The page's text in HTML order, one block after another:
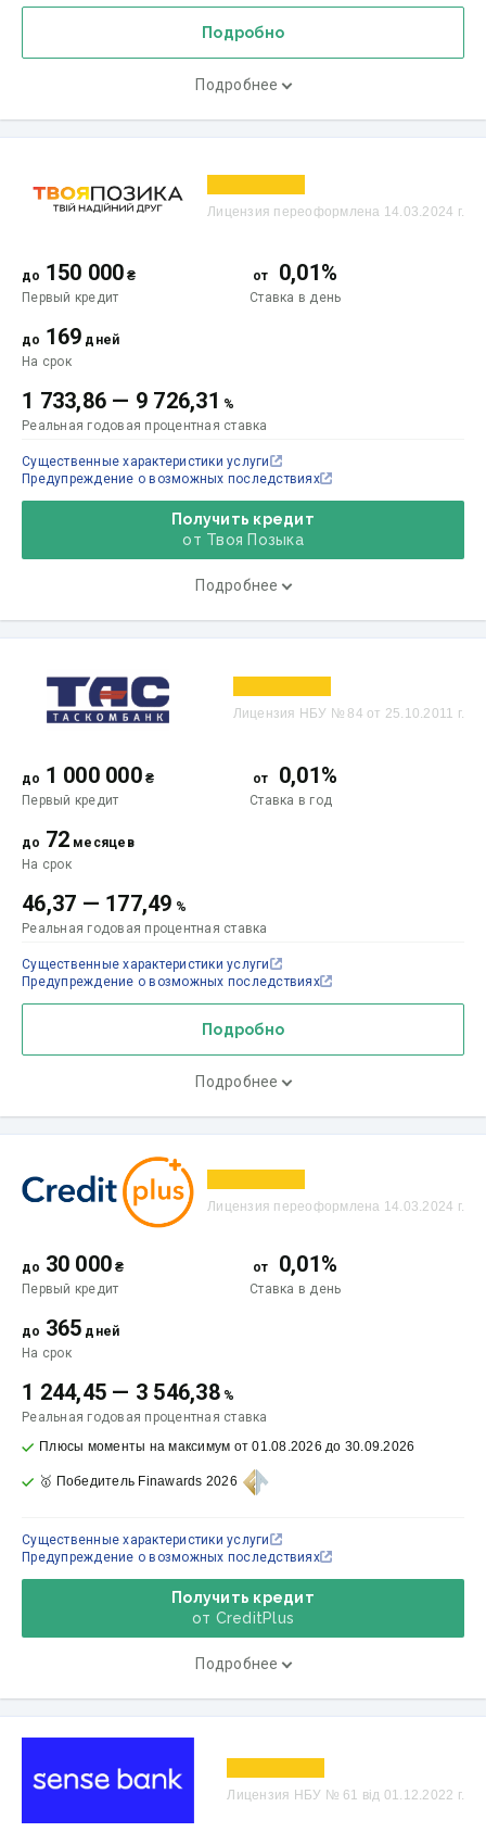
Подробно
Подробнее
Лицензия переоформлена 14.03.2024 г.
до 150 000 ₴
Первый кредит
от 0,01%
Ставка в день
до 169 дней
На срок
1 733,86 — 9 726,31 %
Реальная годовая процентная ставка
Получить кредит
от Твоя Позыка
Подробнее
Существенные характеристики услуги
Предупреждение о возможных последствиях
Лицензия НБУ № 84 от 25.10.2011 г.
до 1 000 000 ₴
Первый кредит
от 0,01%
Ставка в год
до 72 месяцев
На срок
46,37 — 177,49 %
Реальная годовая процентная ставка
Подробно
Подробнее
Существенные характеристики услуги
Предупреждение о возможных последствиях
Лицензия переоформлена 14.03.2024 г.
до 30 000 ₴
Первый кредит
от 0,01%
Ставка в день
до 365 дней
На срок
1 244,45 — 3 546,38 %
Реальная годовая процентная ставка
Получить кредит
от CreditPlus
Подробнее
Плюсы моменты на максимум от 01.08.2026 до 30.09.2026
🥇 Победитель Finawards 2026
Существенные характеристики услуги
Предупреждение о возможных последствиях
Лицензия НБУ № 61 від 01.12.2022 г.